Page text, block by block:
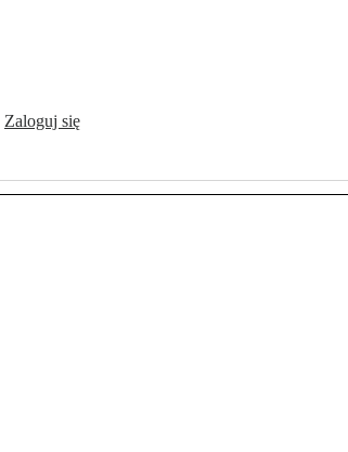
Zaloguj się